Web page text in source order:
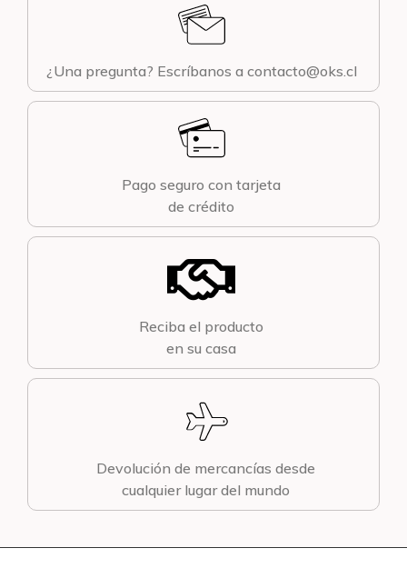
¿Una pregunta? Escríbanos a contacto@oks.cl
Pago seguro con tarjeta
de crédito
Reciba el producto
en su casa
Devolución de mercancías desde
cualquier lugar del mundo